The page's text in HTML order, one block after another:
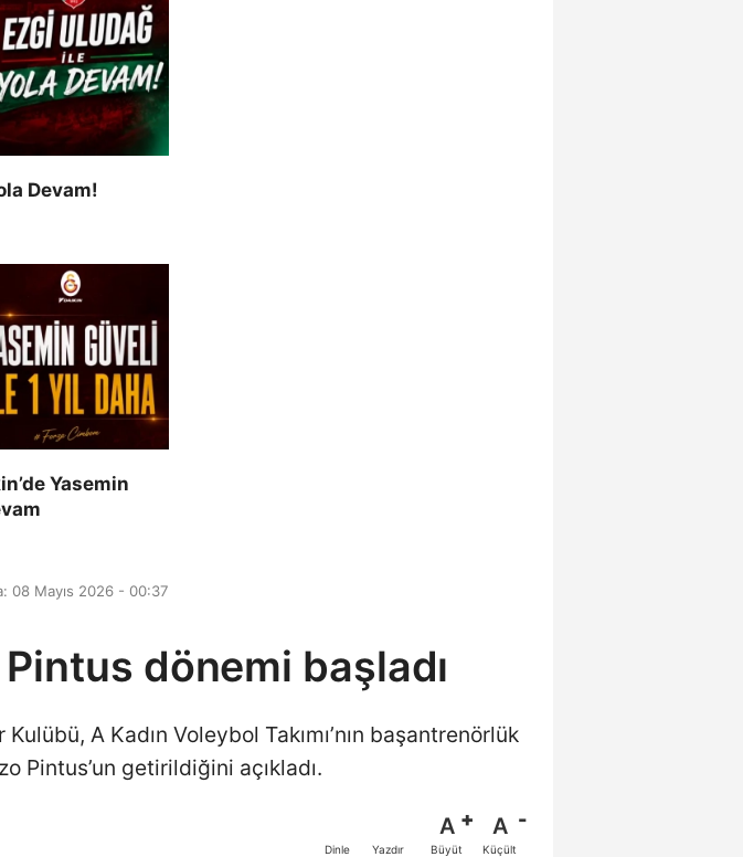
Devam!
Yasemin
08 Mayıs 2026 - 00:37
dönemi başladı
A Kadın Voleybol Takımı’nın başantrenörlük
Pintus’un getirildiğini açıkladı.
Dinle Yazdır
A
Büyüt
A
Küçült